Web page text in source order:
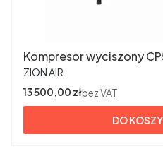
Kompresor wyciszony
PRODUCENT
ZION AIR
Cena
13 500,00 złbez VAT
DO